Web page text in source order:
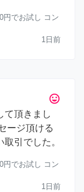
でお試し コン
1日前
tag_faces
て頂きまし
ージ頂ける
引でした。
でお試し コン
1日前